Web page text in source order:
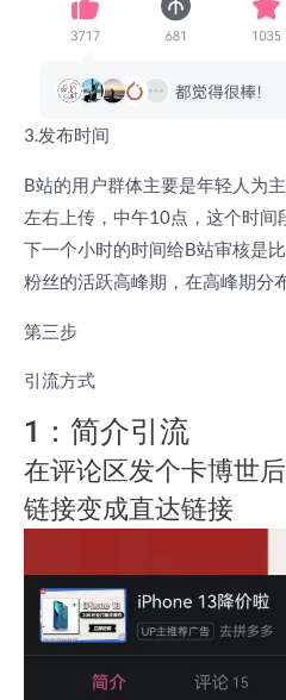
3.发布时间
B站的用户群体主要是年轻人为
左右上传，中午10点，这个时间
下一个小时的时间给B站审核是
粉丝的活跃高峰期，在高峰期分
第三步
引流方式
1：简介引流
在评论区发个卡博世
链接变成直达链接